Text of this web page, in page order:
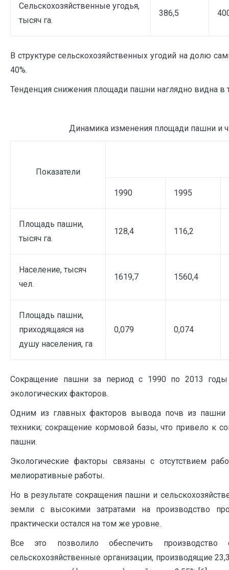
Сельскохозяйственные угодья,
тысяч га.
386,5
В структуре сельскохозяйственных угодий на долю
40%.
Тенденция снижения площади пашни наглядно видна в
Динамика изменения площади пашни и
Показатели
1990 1995
Площадь пашни,
тысяч га.
128,4 116,2
Население, тысяч
чел.
1619,7 1560,4
Площадь пашни,
приходящаяся на
душу населения, га
0,079 0,074
Сокращение пашни за период с 1990 по 2013 годы
экологических факторов.
Одним из главных факторов вывода почв из пашни
техники; сокращение кормовой базы, что привело к
пашни.
Экологические факторы связаны с отсутствием
мелиоративные работы.
Но в результате сокращения пашни и
земли с высокими затратами на производство
практически остался на том же уровне.
Все это позволило обеспечить производство
сельскохозяйственные организации, производящие